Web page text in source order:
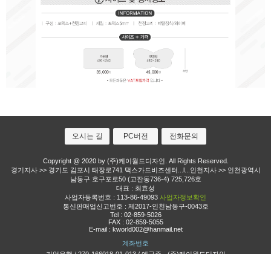
오시는 길 PC버전 전화문의
Copyright @ 2020 by (주)케이월드디자인. All Rights Reserved.
경기지사 >> 경기도 김포시 태장로741 택스가드비즈센터...l...인천지사 >> 인천광역시
남동구 호구포로50 (고잔동736-4) 725,726호
대표 : 최효성
사업자등록번호 : 113-86-49093 사업자정보확인
통신판매업신고번호 : 제2017-인천남동구-0043호
Tel : 02-859-5026
FAX : 02-859-5055
E-mail : kworld002@hanmail.net
계좌번호